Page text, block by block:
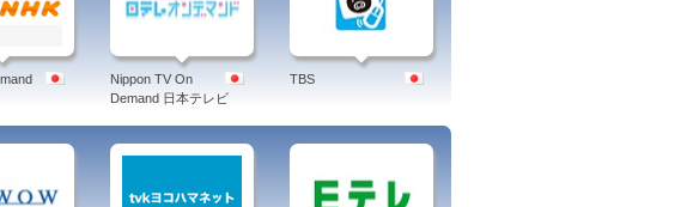
Nippon TV On
Demand 日本テレビ
TBS